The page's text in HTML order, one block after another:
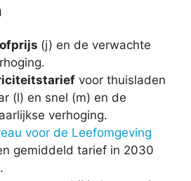
(j) en de verwachte
voor thuisladen
(l) en snel (m) en de
verhoging.
voor de Leefomgeving
gemiddeld tarief in 2030